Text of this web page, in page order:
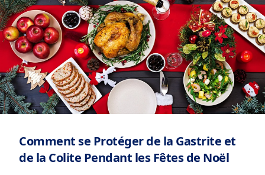
Comment se Protéger de la Gastrite et
de la Colite Pendant les Fêtes de Noël